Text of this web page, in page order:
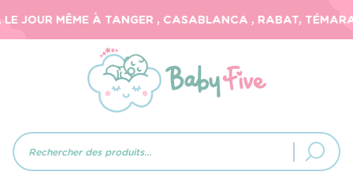
JOUR MÊME À TANGER , CASABLANCA , RABAT,
Recherche
de
produits